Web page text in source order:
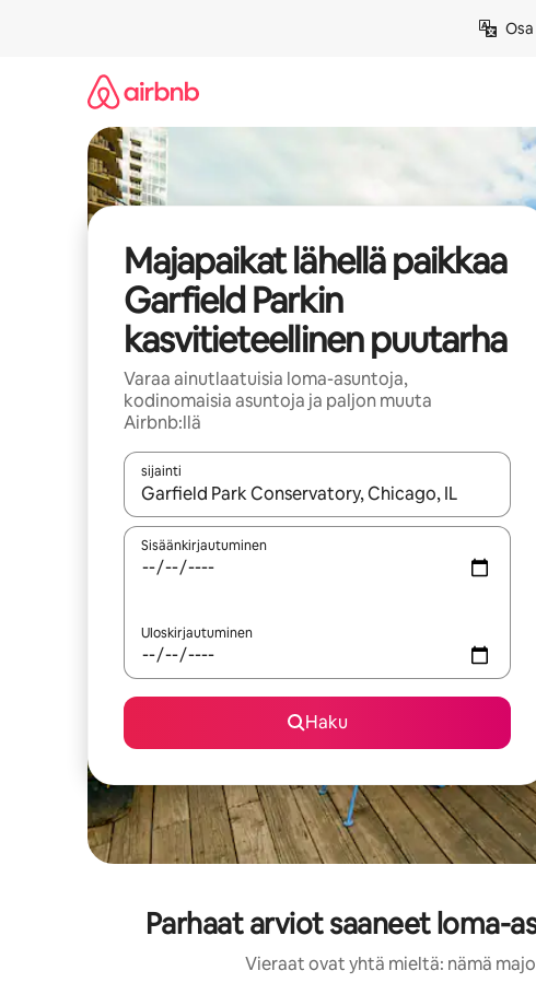
Majapaikat lähellä paikkaa
Garfield Parkin
kasvitieteellinen puutarha
Varaa ainutlaatuisia loma-asuntoja,
kodinomaisia asuntoja ja paljon muuta
Airbnb:llä
sijainti
Kun tulokset ovat saatavilla, navigoi ylös- ja alas-
Sisäänkirjautuminen
Uloskirjautuminen
Haku
Parhaat arviot saaneet loma-
Vieraat ovat yhtä mieltä: nämä